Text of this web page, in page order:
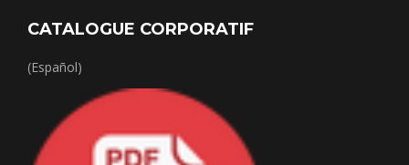
CATALOGUE CORPORATIF
(Español)